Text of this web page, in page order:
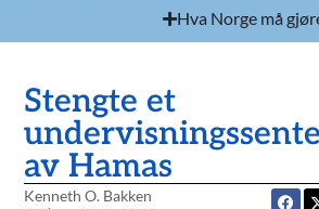
Hva Norge må
Stengte et
av Hamas
Kenneth O. Bakken